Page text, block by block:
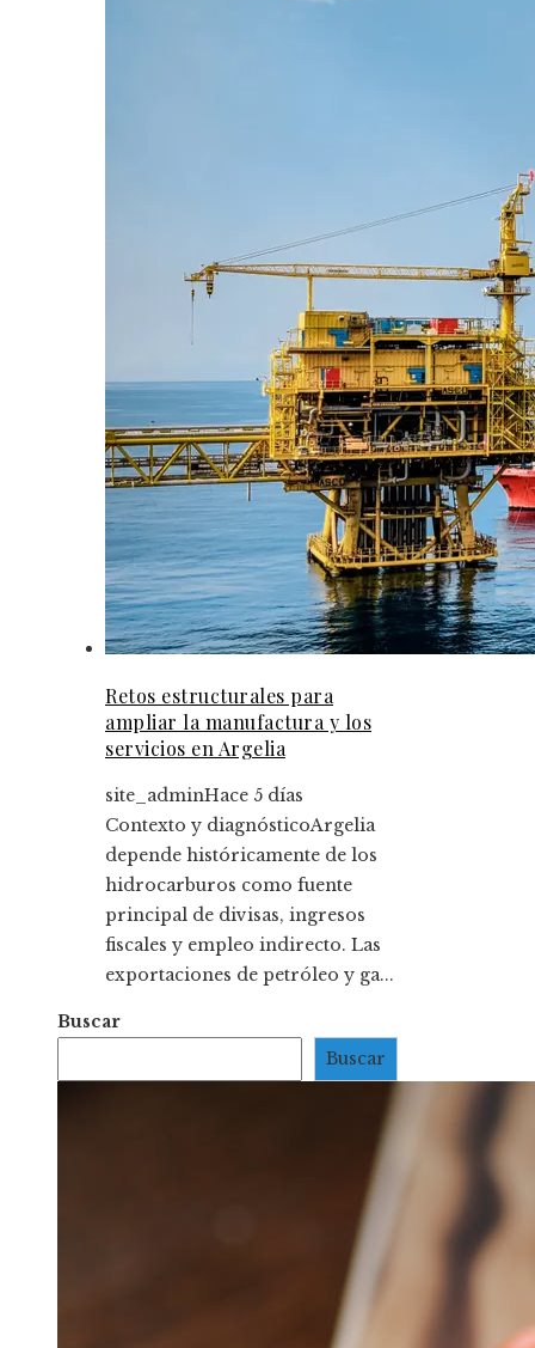
Retos estructurales para
ampliar la manufactura y los
servicios en Argelia
site_adminHace 5 días
Contexto y diagnósticoArgelia
depende históricamente de los
hidrocarburos como fuente
principal de divisas, ingresos
fiscales y empleo indirecto. Las
exportaciones de petróleo y ga...
Buscar
Buscar